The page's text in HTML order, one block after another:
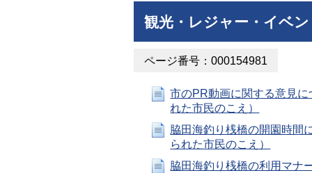
観光・レジャー・イベ
ページ番号：000154981
市のPR動画に関する意見に
れた市民のこえ）
脇田海釣り桟橋の開園時間
られた市民のこえ）
脇田海釣り桟橋の利用マナ